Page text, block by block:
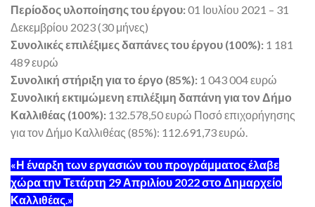
Περίοδος υλοποίησης του έργου:01 Ιουλίου 2021 – 31
Δεκεμβρίου 2023 (30 μήνες)
Συνολικές επιλέξιμες δαπάνες του έργου (100%): 1 181
489 ευρώ
Συνολική στήριξη για το έργο (85%): 1 043 004 ευρώ
Συνολική εκτιμώμενη επιλέξιμη δαπάνη για τον Δήμο
Καλλιθέας (100%): 132.578,50 ευρώ Ποσό επιχορήγησης
για τον Δήμο Καλλιθέας (85%): 112.691,73 ευρώ.
«Η έναρξη των εργασιών του προγράμματος έλαβε
χώρα την Τετάρτη 29 Απριλίου 2022 στο Δημαρχείο
Καλλιθέας.»